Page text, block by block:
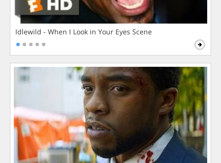
Idlewild - When I Look in Your Eyes Scene